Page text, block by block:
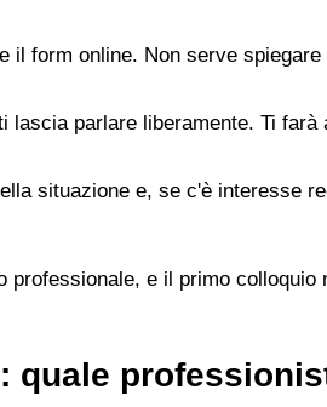
il form online. Non serve
parlare liberamente. Ti
situazione e, se c'è interesse
e il primo
quale